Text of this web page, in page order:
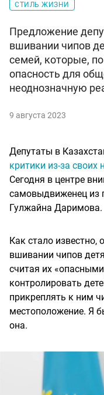
СТИЛЬ ЖИЗНИ
Предложение
вшивании чипов
семей, которые,
опасность для
неоднозначную
9 августа 2023
Депутаты в
критики из-за
Сегодня в центре
самовыдвиженец из
Гулжайна Даримова.
Как стало известно,
вшивании чипов
считая их
контролировать
прикреплять к ним
местоположение. Я
она.